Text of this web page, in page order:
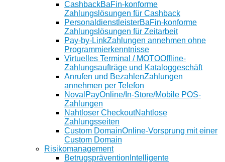
CashbackBaFin-konforme
Zahlungslösungen für Cashback
PersonaldienstleisterBaFin-konforme
Zahlungslösungen für Zeitarbeit
Pay-by-LinkZahlungen annehmen ohne
Programmierkenntnisse
Virtuelles Terminal / MOTOOffline-
Zahlungsaufträge und Kataloggeschäft
Anrufen und BezahlenZahlungen
annehmen per Telefon
NovalPayOnline/In-Store/Mobile POS-
Zahlungen
Nahtloser CheckoutNahtlose
Zahlungsseiten
Custom DomainOnline-Vorsprung mit einer
Custom Domain
Risikomanagement
Betrugsprävention Intelligente